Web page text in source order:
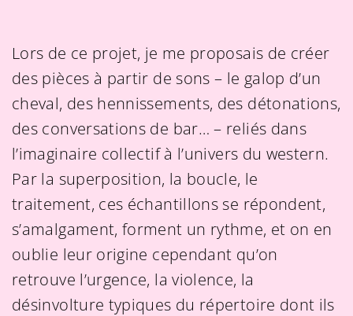
Lors de ce projet, je me proposais de créer
des pièces à partir de sons – le galop d’un
cheval, des hennissements, des détonations,
des conversations de bar… – reliés dans
l’imaginaire collectif à l’univers du western.
Par la superposition, la boucle, le
traitement, ces échantillons se répondent,
s’amalgament, forment un rythme, et on en
oublie leur origine cependant qu’on
retrouve l’urgence, la violence, la
désinvolture typiques du répertoire dont ils